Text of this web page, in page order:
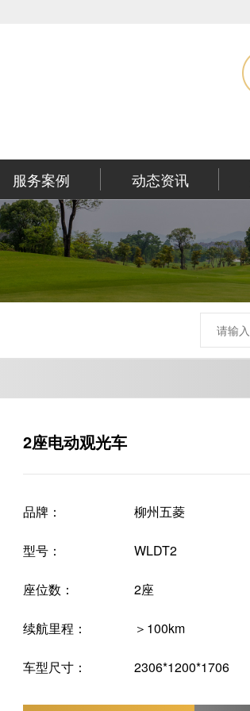
服务案例 动态资讯
2座电动观光车
品牌： 柳州五菱
型号： WLDT2
座位数： 2座
续航里程： ＞100km
车型尺寸： 2306*1200*1706